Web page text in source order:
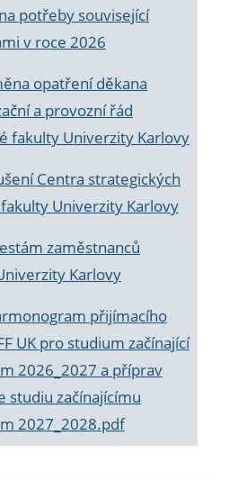
potřeby související
v roce 2026
opatření děkana
a provozní řád
fakulty Univerzity Karlovy
Centra strategických
Univerzity Karlovy
zaměstnanců
Karlovy
přijímacího
UK pro studium začínající
2026_2027 a příprav
studiu začínajícímu
2027_2028.pdf